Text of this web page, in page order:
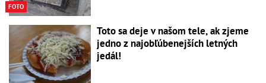
FOTO
Toto sa deje v našom tele, ak zjeme
jedno z najobľúbenejších letných
jedál!